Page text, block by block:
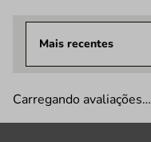
Mais recentes
Carregando avaliações…